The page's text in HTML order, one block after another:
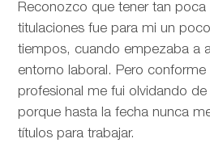
Reconozco que tener tan
titulaciones fue para mi un
tiempos, cuando empezaba a
entorno laboral. Pero
profesional me fui olvidando
porque hasta la fecha nunca
títulos para trabajar.